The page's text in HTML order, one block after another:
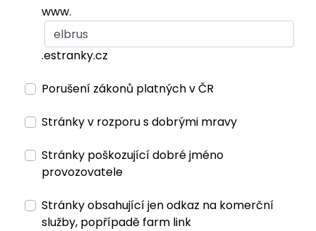
www.
.estranky.cz
Porušení zákonů platných v ČR
Stránky v rozporu s dobrými mravy
Stránky poškozující dobré jméno
provozovatele
Stránky obsahující jen odkaz na komerční
služby, popřípadě farm link